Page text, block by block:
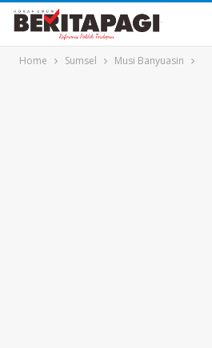
Home Sumsel Musi Banyuasin